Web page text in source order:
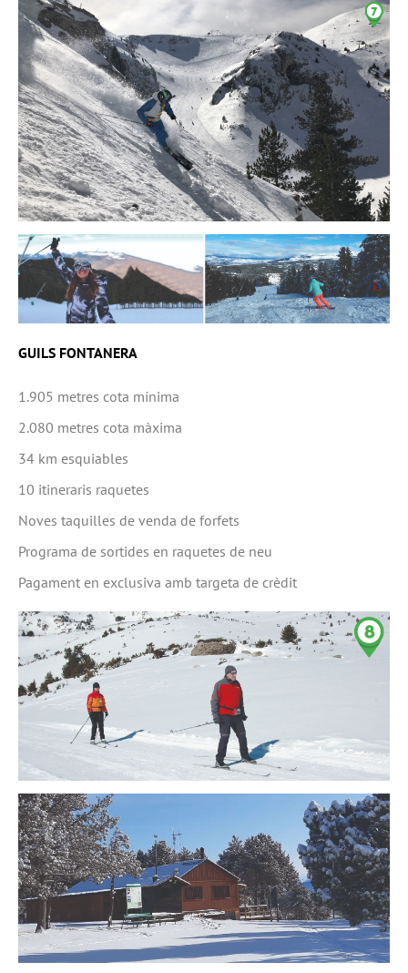
GUILS FONTANERA
1.905 metres cota mínima
2.080 metres cota màxima
34 km esquiables
10 itineraris raquetes
Noves taquilles de venda de forfets
Programa de sortides en raquetes de neu
Pagament en exclusiva amb targeta de crèdit